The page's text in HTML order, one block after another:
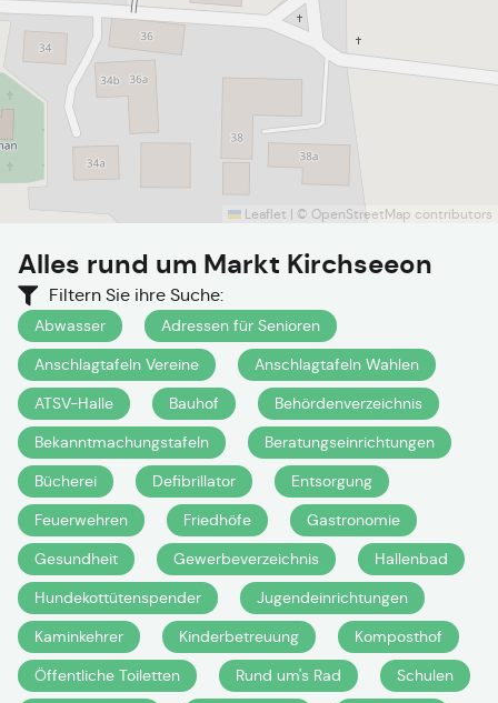
Leaflet | © OpenStreetMap contributors
Alles rund um Markt Kirchseeon
Filtern Sie ihre Suche:
Abwasser
Adressen für Senioren
Anschlagtafeln Vereine
Anschlagtafeln Wahlen
ATSV-Halle
Bauhof
Behördenverzeichnis
Bekanntmachungstafeln
Beratungseinrichtungen
Bücherei
Defibrillator
Entsorgung
Feuerwehren
Friedhöfe
Gastronomie
Gesundheit
Gewerbeverzeichnis
Hallenbad
Hundekottütenspender
Jugendeinrichtungen
Kaminkehrer
Kinderbetreuung
Komposthof
Öffentliche Toiletten
Rund um's Rad
Schulen